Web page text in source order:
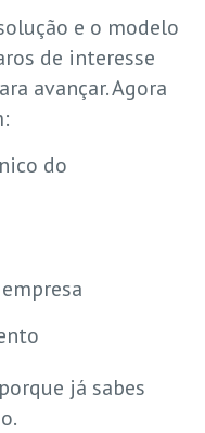
e o modelo
de interesse
avançar. Agora
do
já sabes